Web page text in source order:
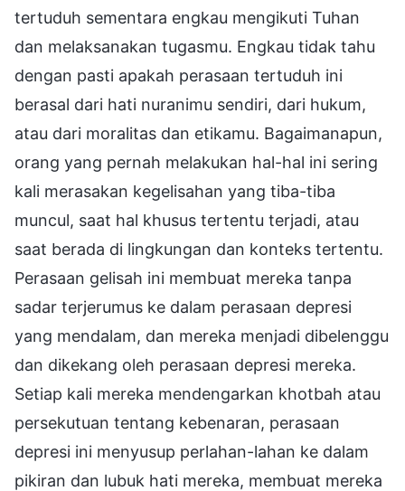
tertuduh sementara engkau mengikuti Tuhan
dan melaksanakan tugasmu. Engkau tidak tahu
dengan pasti apakah perasaan tertuduh ini
berasal dari hati nuranimu sendiri, dari hukum,
atau dari moralitas dan etikamu. Bagaimanapun,
orang yang pernah melakukan hal-hal ini sering
kali merasakan kegelisahan yang tiba-tiba
muncul, saat hal khusus tertentu terjadi, atau
saat berada di lingkungan dan konteks tertentu.
Perasaan gelisah ini membuat mereka tanpa
sadar terjerumus ke dalam perasaan depresi
yang mendalam, dan mereka menjadi dibelenggu
dan dikekang oleh perasaan depresi mereka.
Setiap kali mereka mendengarkan khotbah atau
persekutuan tentang kebenaran, perasaan
depresi ini menyusup perlahan-lahan ke dalam
pikiran dan lubuk hati mereka, membuat mereka